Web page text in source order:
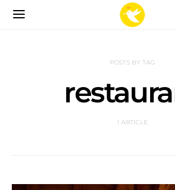
POSTS BY TAG
1 ARTICLE